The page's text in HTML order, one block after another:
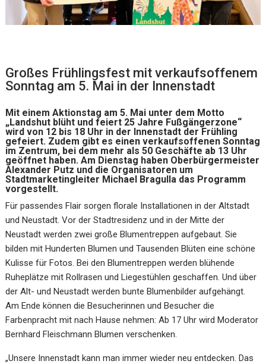
Großes Frühlingsfest mit verkaufsoffenem
Sonntag am 5. Mai in der Innenstadt
Mit einem Aktionstag am 5. Mai unter dem Motto
„Landshut blüht und feiert 25 Jahre Fußgängerzone“
wird von 12 bis 18 Uhr in der Innenstadt der Frühling
gefeiert. Zudem gibt es einen verkaufsoffenen Sonntag
im Zentrum, bei dem mehr als 50 Geschäfte ab 13 Uhr
geöffnet haben. Am Dienstag haben Oberbürgermeister
Alexander Putz und die Organisatoren um
Stadtmarketingleiter Michael Bragulla das Programm
vorgestellt.
Für passendes Flair sorgen florale Installationen in der Altstadt
und Neustadt. Vor der Stadtresidenz und in der Mitte der
Neustadt werden zwei große Blumentreppen aufgebaut. Sie
bilden mit Hunderten Blumen und Tausenden Blüten eine schöne
Kulisse für Fotos. Bei den Blumentreppen werden blühende
Ruheplätze mit Rollrasen und Liegestühlen geschaffen. Und über
der Alt- und Neustadt werden bunte Blumenbilder aufgehängt.
Am Ende können die Besucherinnen und Besucher die
Farbenpracht mit nach Hause nehmen: Ab 17 Uhr wird Moderator
Bernhard Fleischmann Blumen verschenken.
„Unsere Innenstadt kann man immer wieder neu entdecken. Das